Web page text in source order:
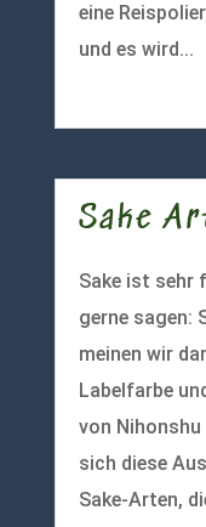
eine
und es wird...
Sake
Sake ist sehr
gerne sagen:
meinen wir
Labelfarbe
von Nihonshu
sich diese
Sake-Arten,